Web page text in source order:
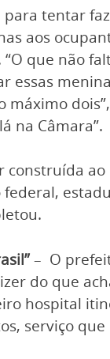
tentar
aos
que não
essas
máximo
na Câmara”.
construída
– O
do que
hospital
serviço